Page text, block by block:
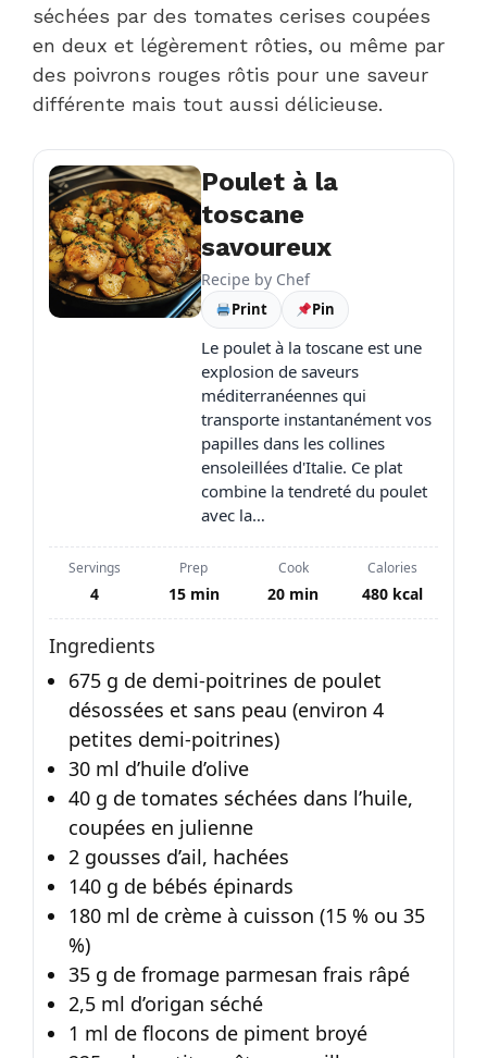
séchées par des tomates cerises coupées
en deux et légèrement rôties, ou même par
des poivrons rouges rôtis pour une saveur
différente mais tout aussi délicieuse.
Poulet à la
toscane
savoureux
Recipe by Chef
Print Pin
Le poulet à la toscane est une
explosion de saveurs
méditerranéennes qui
transporte instantanément vos
papilles dans les collines
ensoleillées d'Italie. Ce plat
combine la tendreté du poulet
avec la…
Servings
4
Prep
15 min
Cook
20 min
Calories
480 kcal
Ingredients
675 g de demi-poitrines de poulet
désossées et sans peau (environ 4
petites demi-poitrines)
30 ml d’huile d’olive
40 g de tomates séchées dans l’huile,
coupées en julienne
2 gousses d’ail, hachées
140 g de bébés épinards
180 ml de crème à cuisson (15 % ou 35
%)
35 g de fromage parmesan frais râpé
2,5 ml d’origan séché
1 ml de flocons de piment broyé